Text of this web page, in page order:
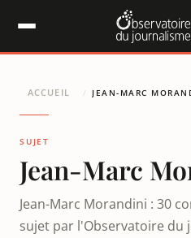
ACCUEIL / JEAN-MARC
SUJET
Jean-Marc
Jean-Marc Morandini : 30
sujet par l'Observatoire
Panneau de gestion des cookies